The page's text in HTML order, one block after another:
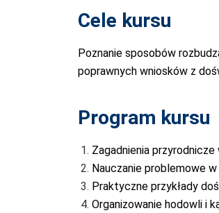
Cele kursu
Poznanie sposobów
poprawnych wniosków z
Program kursu
Zagadnienia
Nauczanie problemowe
Praktyczne przykłady
Organizowanie hodowli i